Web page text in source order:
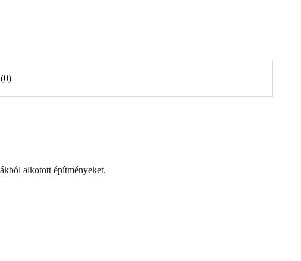
alkotott építményeket.